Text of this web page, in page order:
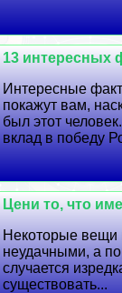
13 интересных
Интересные
покажут вам,
был этот
вклад в победу
Цени то, что
Некоторые вещи
неудачными, а
случается
существовать...